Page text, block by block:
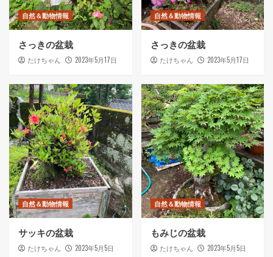
自然＆動物情報
さっきの盆栽
たけちゃん 2023年5月17日
自然＆動物情報
さっきの盆栽
たけちゃん 2023年5月17日
自然＆動物情報
サッキの盆栽
たけちゃん 2023年5月5日
自然＆動物情報
もみじの盆栽
たけちゃん 2023年5月5日